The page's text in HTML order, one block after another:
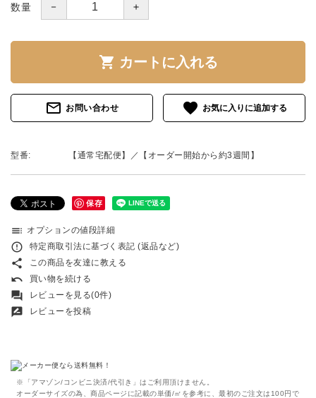
数量 － ＋
shopping_cart カートに入れる
mail_outline お問い合わせ favorite
型番: 【通常宅配便】／【オーダー開始から約3週間】
保存
toc オプションの値段詳細
error_outline 特定商取引法に基づく表記 (返品など)
share この商品を友達に教える
undo 買い物を続ける
forum レビューを見る(0件)
rate_review レビューを投稿
※「アマゾン/コンビニ決済/代引き」はご利用頂けません。
オーダーサイズの為、商品ページに記載の単価/㎡を参考に、最初のご注文は100円で